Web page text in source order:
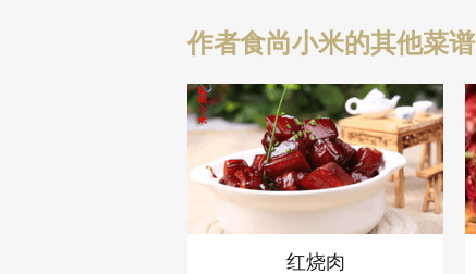
作者食尚小米的其他菜谱
红烧肉